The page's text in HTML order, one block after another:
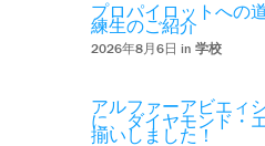
プロパイロットへの
練生のご紹介
2026年8月6日 in 学校
アルファーアビエィ
に、ダイヤモンド・
揃いしました！